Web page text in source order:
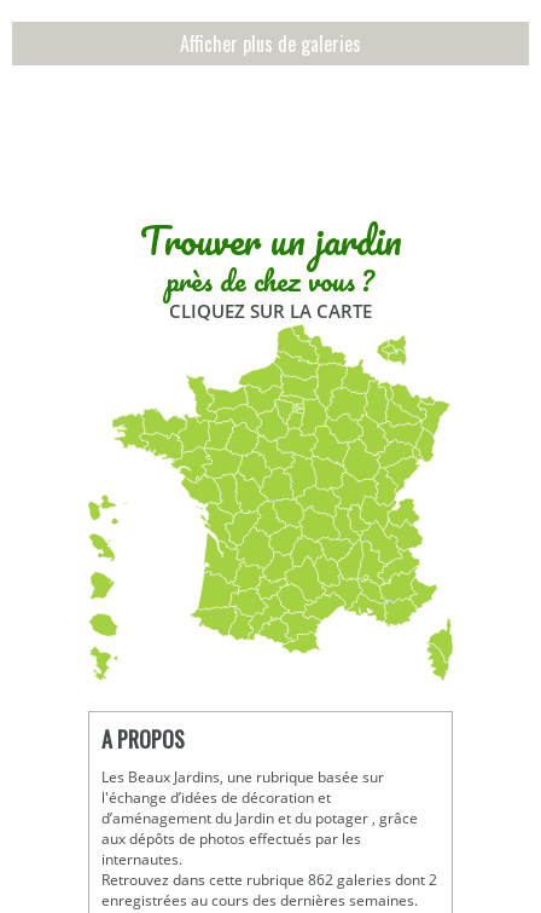
Afficher plus de galeries
Trouver un jardin
près de chez vous ?
CLIQUEZ SUR LA CARTE
A PROPOS
Les Beaux Jardins, une rubrique basée sur
l'échange d’idées de décoration et
d’aménagement du Jardin et du potager , grâce
aux dépôts de photos effectués par les
internautes.
Retrouvez dans cette rubrique 862 galeries dont 2
enregistrées au cours des dernières semaines.